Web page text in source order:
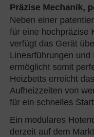
Präzise Mechanik,
Neben einer
für eine hochpräzise
verfügt das Gerät
Linearführungen
ermöglicht somit
Heizbetts erreicht
Aufheizzeiten von
für ein schnelles
Ein modulares
derzeit auf dem